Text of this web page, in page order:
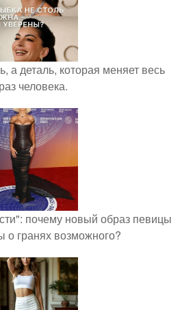
а деталь, которая меняет весь
человека.
почему новый образ певицы
о гранях возможного?